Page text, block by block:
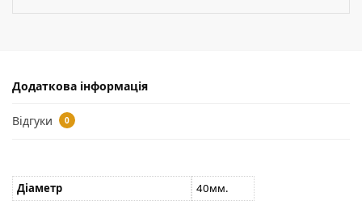
Додаткова інформація
Відгуки 0
Діаметр 40мм.